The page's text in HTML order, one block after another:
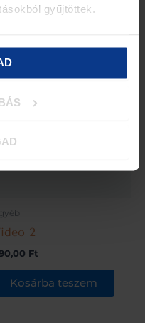
gyűjtöttek.
2
Ft
Kosárba teszem